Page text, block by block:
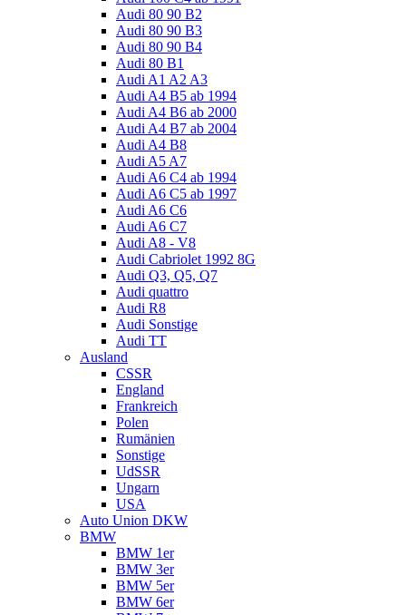
Audi 80 90 B2
Audi 80 90 B3
Audi 80 90 B4
Audi 80 B1
Audi A1 A2 A3
Audi A4 B5 ab 1994
Audi A4 B6 ab 2000
Audi A4 B7 ab 2004
Audi A4 B8
Audi A5 A7
Audi A6 C4 ab 1994
Audi A6 C5 ab 1997
Audi A6 C6
Audi A6 C7
Audi A8 - V8
Audi Cabriolet 1992 8G
Audi Q3, Q5, Q7
Audi quattro
Audi R8
Audi Sonstige
Audi TT
Ausland
CSSR
England
Frankreich
Polen
Rumänien
Sonstige
UdSSR
Ungarn
USA
Auto Union DKW
BMW
BMW 1er
BMW 3er
BMW 5er
BMW 6er